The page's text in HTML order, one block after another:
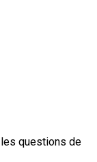
questions de